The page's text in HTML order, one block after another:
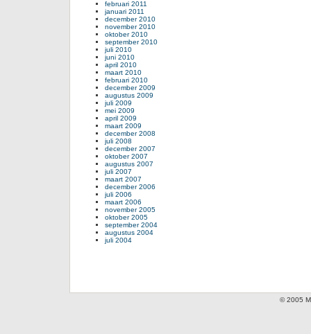
februari 2011
januari 2011
december 2010
november 2010
oktober 2010
september 2010
juli 2010
juni 2010
april 2010
maart 2010
februari 2010
december 2009
augustus 2009
juli 2009
mei 2009
april 2009
maart 2009
december 2008
juli 2008
december 2007
oktober 2007
augustus 2007
juli 2007
maart 2007
december 2006
juli 2006
maart 2006
november 2005
oktober 2005
september 2004
augustus 2004
juli 2004
© 2005